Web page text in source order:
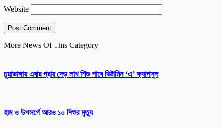
Website
More News Of This Category
চুয়াডাঙ্গায় এবার প্রায় দেড় লাখ শিশু পাবে ভিটামিন ‘এ’ ক্যাপসুল
হাম ও উপসর্গে আরও ১০ শিশুর মৃত্যু